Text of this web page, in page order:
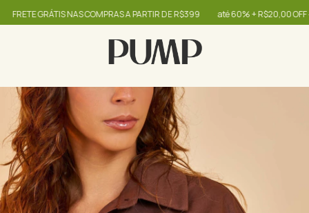
GRÁTIS NAS COMPRAS A PARTIR DE R$399 até 60% + R$20,00 OFF - use o